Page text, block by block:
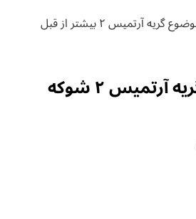
همین ابهام باعث شده موضوع گریه آرتمیس ۲ بیشتر از قبل
چرا کاربران از گریه آرتمیس ۲ شوکه